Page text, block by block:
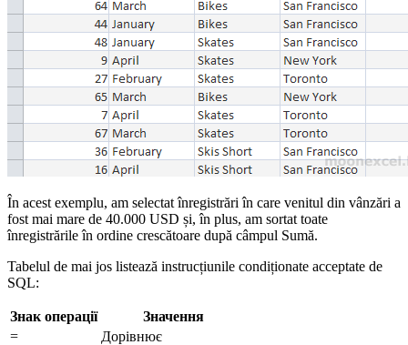
În acest exemplu, am selectat înregistrări în care venitul din vânzări a
fost mai mare de 40.000 USD și, în plus, am sortat toate
înregistrările în ordine crescătoare după câmpul Sumă.
Tabelul de mai jos listează instrucțiunile condiționate acceptate de
SQL:
Знак операції
Значення
=
Дорівнює